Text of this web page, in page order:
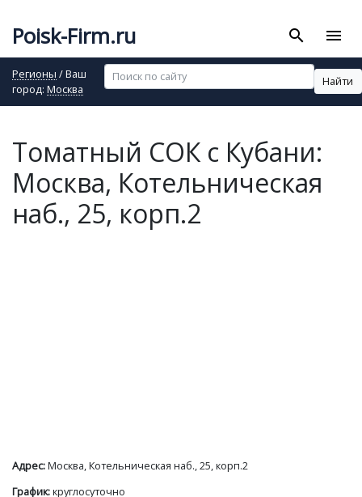
Poisk-Firm.ru search menu
Регионы / Ваш
город: Москва
Найти
Томатный СОК с Кубани:
Москва, Котельническая
наб., 25, корп.2
Адрес:Москва, Котельническая наб., 25, корп.2
График:круглосуточно